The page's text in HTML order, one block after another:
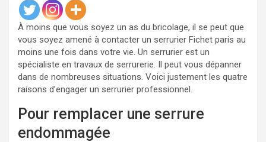
À moins que vous soyez un as du bricolage, il se peut que
vous soyez amené à contacter un serrurier Fichet paris au
moins une fois dans votre vie. Un serrurier est un
spécialiste en travaux de serrurerie. Il peut vous dépanner
dans de nombreuses situations. Voici justement les quatre
raisons d’engager un serrurier professionnel.
Pour remplacer une serrure
endommagée